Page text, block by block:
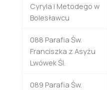
Cyryla i Metodego w
Bolesławcu
088 Parafia Św.
Franciszka z Asyżu
Lwówek Śl.
089 Parafia Św.